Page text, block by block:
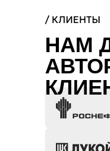
НАМ
/ КЛИЕНТЫ